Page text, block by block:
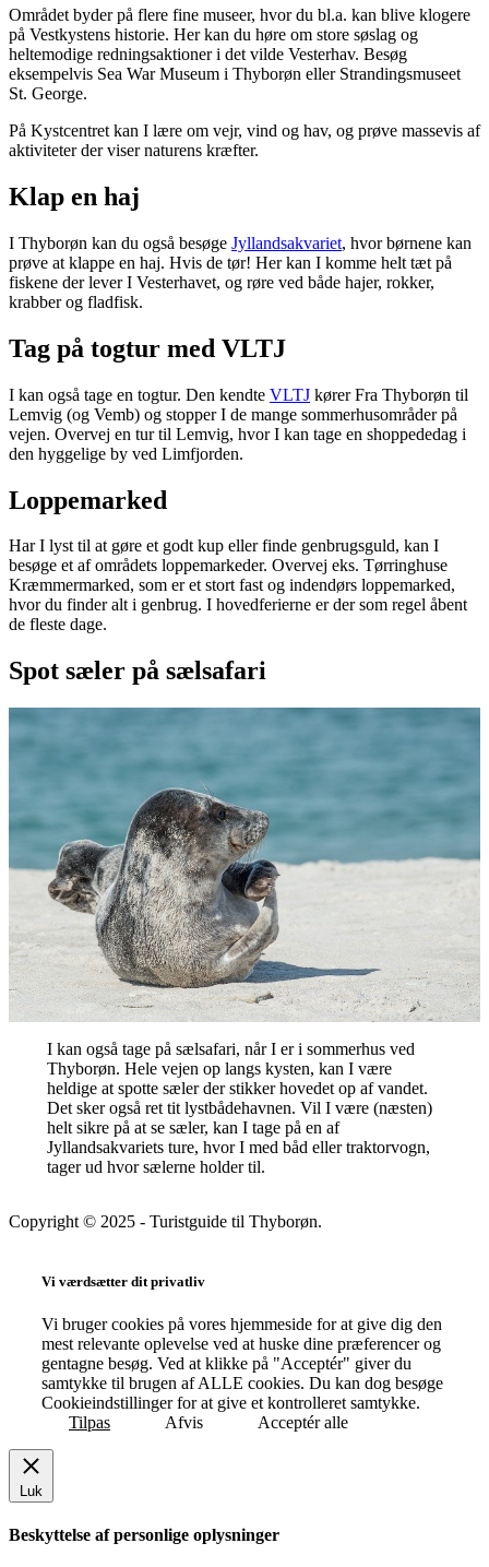
Området byder på flere fine museer, hvor du bl.a. kan blive klogere
på Vestkystens historie. Her kan du høre om store søslag og
heltemodige redningsaktioner i det vilde Vesterhav. Besøg
eksempelvis Sea War Museum i Thyborøn eller Strandingsmuseet
St. George.
På Kystcentret kan I lære om vejr, vind og hav, og prøve massevis af
aktiviteter der viser naturens kræfter.
Klap en haj
I Thyborøn kan du også besøge Jyllandsakvariet, hvor børnene kan
prøve at klappe en haj. Hvis de tør! Her kan I komme helt tæt på
fiskene der lever I Vesterhavet, og røre ved både hajer, rokker,
krabber og fladfisk.
Tag på togtur med VLTJ
I kan også tage en togtur. Den kendte VLTJ kører Fra Thyborøn til
Lemvig (og Vemb) og stopper I de mange sommerhusområder på
vejen. Overvej en tur til Lemvig, hvor I kan tage en shoppededag i
den hyggelige by ved Limfjorden.
Loppemarked
Har I lyst til at gøre et godt kup eller finde genbrugsguld, kan I
besøge et af områdets loppemarkeder. Overvej eks. Tørringhuse
Kræmmermarked, som er et stort fast og indendørs loppemarked,
hvor du finder alt i genbrug. I hovedferierne er der som regel åbent
de fleste dage.
Spot sæler på sælsafari
I kan også tage på sælsafari, når I er i sommerhus ved
Thyborøn. Hele vejen op langs kysten, kan I være
heldige at spotte sæler der stikker hovedet op af vandet.
Det sker også ret tit lystbådehavnen. Vil I være (næsten)
helt sikre på at se sæler, kan I tage på en af
Jyllandsakvariets ture, hvor I med båd eller traktorvogn,
tager ud hvor sælerne holder til.
Copyright © 2025 - Turistguide til Thyborøn.
Vi værdsætter dit privatliv
Vi bruger cookies på vores hjemmeside for at give dig den
mest relevante oplevelse ved at huske dine præferencer og
gentagne besøg. Ved at klikke på "Acceptér" giver du
samtykke til brugen af ALLE cookies. Du kan dog besøge
Cookieindstillinger for at give et kontrolleret samtykke.
Tilpas
Afvis Acceptér alle
Luk
Beskyttelse af personlige oplysninger